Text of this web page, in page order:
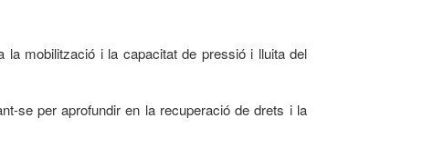
la mobilització i la capacitat de pressió i lluita del
se per aprofundir en la recuperació de drets i la